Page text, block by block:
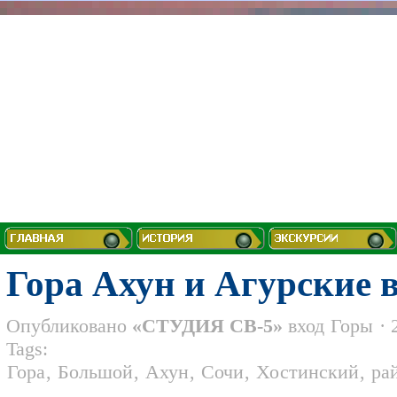
Гора Ахун и Агурские
Опубликовано «СТУДИЯ СВ-5» вход Горы ·
Tags:
Гора, Большой, Ахун, Сочи, Хостинский,